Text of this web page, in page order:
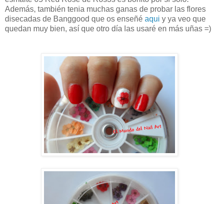
Además, también tenia muchas ganas de probar las flores
disecadas de Banggood que os enseñé aqui y ya veo que
quedan muy bien, así que otro día las usaré en más uñas =)